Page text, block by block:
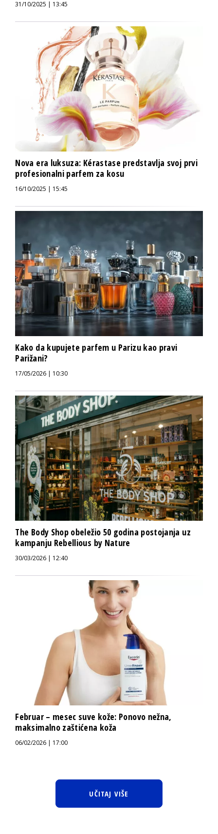
31/10/2025 | 13:45
Nova era luksuza: Kérastase predstavlja svoj prvi
profesionalni parfem za kosu
16/10/2025 | 15:45
Kako da kupujete parfem u Parizu kao pravi
Parižani?
17/05/2026 | 10:30
The Body Shop obeležio 50 godina postojanja uz
kampanju Rebellious by Nature
30/03/2026 | 12:40
Februar – mesec suve kože: Ponovo nežna,
maksimalno zaštićena koža
06/02/2026 | 17:00
UČITAJ VIŠE